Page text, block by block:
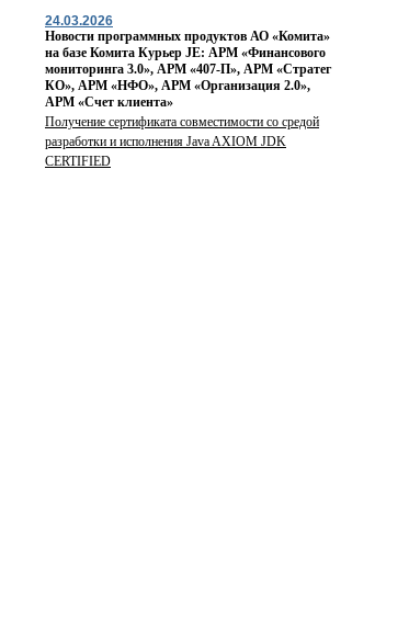
24.03.2026
Новости программных продуктов АО «Комита»
на базе Комита Курьер JE: АРМ «Финансового
мониторинга 3.0», АРМ «407-П», АРМ «Стратег
КО», АРМ «НФО», АРМ «Организация 2.0»,
АРМ «Счет клиента»
Получение сертификата совместимости со средой
разработки и исполнения Java AXIOM JDK
CERTIFIED